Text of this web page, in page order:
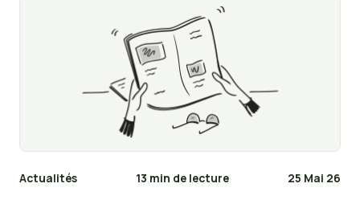
Actualités 13 min de lecture 25 Mai 26